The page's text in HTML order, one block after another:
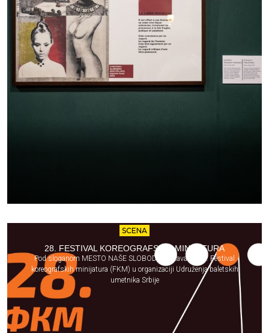
SCENA
28. FESTIVAL KOREOGRAFSKIH MINIJATURA
Pod sloganom MESTO NAŠE SLOBODE održava se 28. Festival
koreografskih minijatura (FKM) u organizaciji Udruženja baletskih
umetnika Srbije